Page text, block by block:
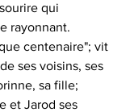
qui
rayonnant.
centenaire"; vit
ses voisins, ses
sa fille;
et Jarod ses